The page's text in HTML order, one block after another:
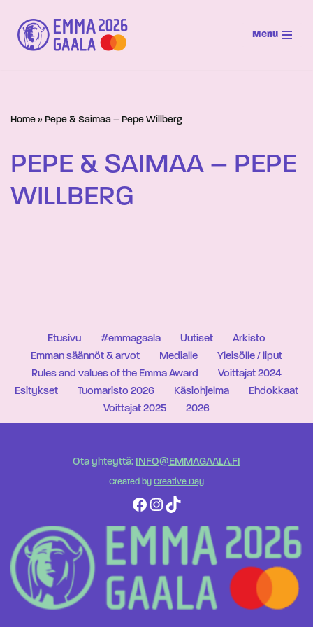
Siirry
suoraan
Menu
Home » Pepe & Saimaa – Pepe Willberg
PEPE & SAIMAA – PEPE
WILLBERG
Etusivu #emmagaala Uutiset
Arkisto
Emman säännöt & arvot
Medialle
Yleisölle / liput
Rules and values of the Emma Award
Voittajat 2024
Esitykset
Tuomaristo 2026 Käsiohjelma
Ehdokkaat
Voittajat 2025
2026
Ota yhteyttä: INFO@EMMAGAALA.FI
Created by Creative Day